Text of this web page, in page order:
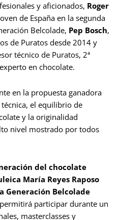
y aficionados, Roger
de España en la segunda
Belcolade, Pep Bosch,
de Puratos desde 2014 y
técnico de Puratos, 2ª
en chocolate.
en la propuesta ganadora
el equilibrio de
y la originalidad
nivel mostrado por todos
del chocolate
María Reyes Raposo
Generación Belcolade
participar durante un
masterclasses y